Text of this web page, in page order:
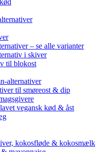
– se alle varianter
i skiver
til blokost
alternativer
til smøreost & dip
vegansk kød & åst
kokosfløde & kokosmælk